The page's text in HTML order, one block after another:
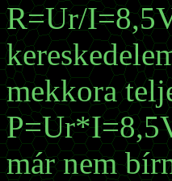
R=Ur/
mekkora
már nem